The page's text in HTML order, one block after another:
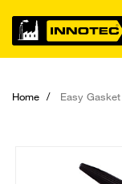
Home Easy Gasket